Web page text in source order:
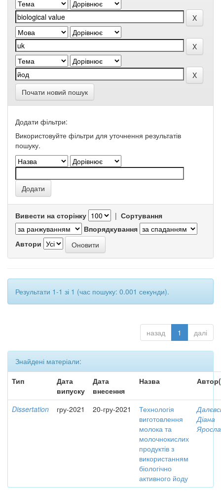
Почати новий пошук
Додати фільтри:
Використовуйте фільтри для уточнення результатів
пошуку.
Вивести на сторінку | Сортування
Впорядкування
Автори
Результати 1-1 зі 1 (час пошуку: 0.001 секунди).
назад 1 далі
Знайдені матеріали:
Тип
Дата
випуску
Дата
внесення
Назва
Dissertation гру-2021 20-гру-2021
Технологія
виготовлення
молока та
молочнокислих
продуктів з
використанням
біологічно
активного йоду
Діана